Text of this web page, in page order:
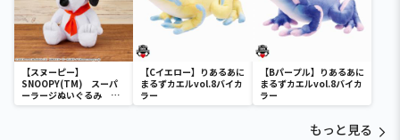
【スヌーピー】
SNOOPY(TM) スーパ
ーラージぬいぐるみ ビ
ーグル・スカウト
【Cイエロー】りあるあに
まるずカエルvol.8バイカ
ラー
【Bパープル】りあるあに
まるずカエルvol.8バイカ
ラー
もっと見る